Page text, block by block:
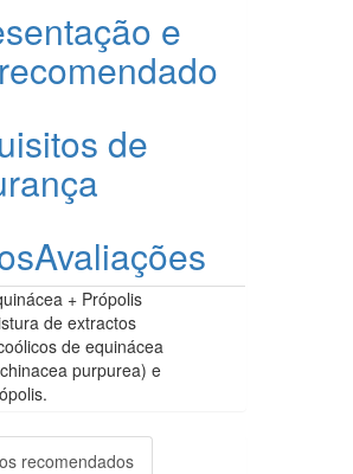
e
de
Avaliações
+ Própolis
de extractos
de equinácea
purpurea) e
recomendados